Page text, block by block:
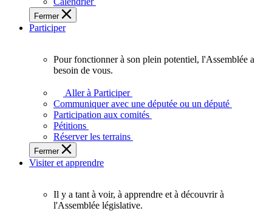
des
Ontariennes
et
Fermer
Participer
plein
potentiel,
l'Assemblée
a
besoin
de
Pour fonctionner à son plein potentiel, l'Assemblée a
besoin de vous.
Aller à Participer
Communiquer avec une députée ou un député
Participation aux comités
Pétitions
Réserver les terrains
Fermer
Visiter et apprendre
Il y a tant à voir, à apprendre et à découvrir à
l'Assemblée législative.